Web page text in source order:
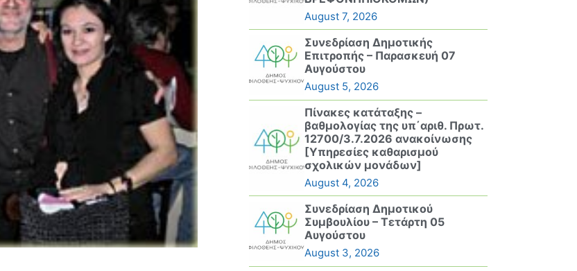
August 7, 2026
Συνεδρίαση Δημοτικής
Επιτροπής – Παρασκευή 07
Αυγούστου
August 5, 2026
Πίνακες κατάταξης –
βαθμολογίας της υπ΄αριθ. Πρωτ.
12700/3.7.2026 ανακοίνωσης
[Υπηρεσίες καθαρισμού
σχολικών μονάδων]
August 4, 2026
Συνεδρίαση Δημοτικού
Συμβουλίου – Τετάρτη 05
Αυγούστου
August 3, 2026